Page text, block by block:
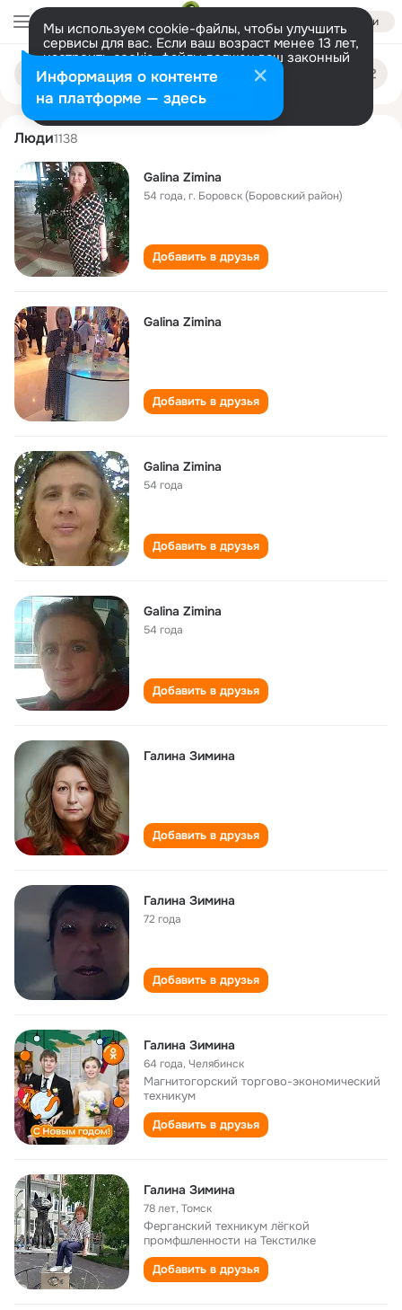
Войти
Мы используем cookie-файлы, чтобы улучшить
сервисы для вас. Если ваш возраст менее 13 лет,
настроить cookie-файлы должен ваш законный
представитель. Больше информации
Разрешить все Настроить
Поиск
людям
galina zimina
Люди1138
Galina Zimina
54 года,г. Боровск (Боровский район)
Добавить в друзья
Galina Zimina
Добавить в друзья
Galina Zimina
54 года
Добавить в друзья
Galina Zimina
54 года
Добавить в друзья
Галина Зимина
Добавить в друзья
Галина Зимина
72 года
Добавить в друзья
Галина Зимина
64 года,Челябинск
Магнитогорский торгово-экономический
техникум
Добавить в друзья
Галина Зимина
78 лет,Томск
Ферганский техникум лёгкой
промфшленности на Текстилке
Добавить в друзья
Информация о контенте
на платформе — здесь